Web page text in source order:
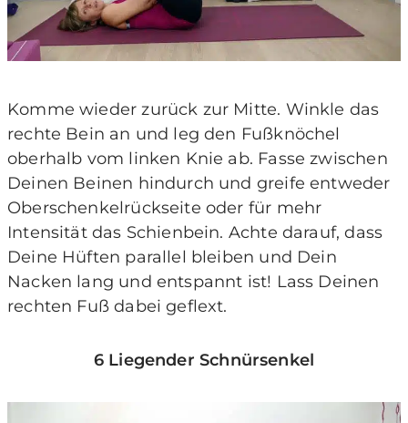
Komme wieder zurück zur Mitte. Winkle das
rechte Bein an und leg den Fußknöchel
oberhalb vom linken Knie ab. Fasse zwischen
Deinen Beinen hindurch und greife entweder
Oberschenkelrückseite oder für mehr
Intensität das Schienbein. Achte darauf, dass
Deine Hüften parallel bleiben und Dein
Nacken lang und entspannt ist! Lass Deinen
rechten Fuß dabei geflext.
6 Liegender Schnürsenkel